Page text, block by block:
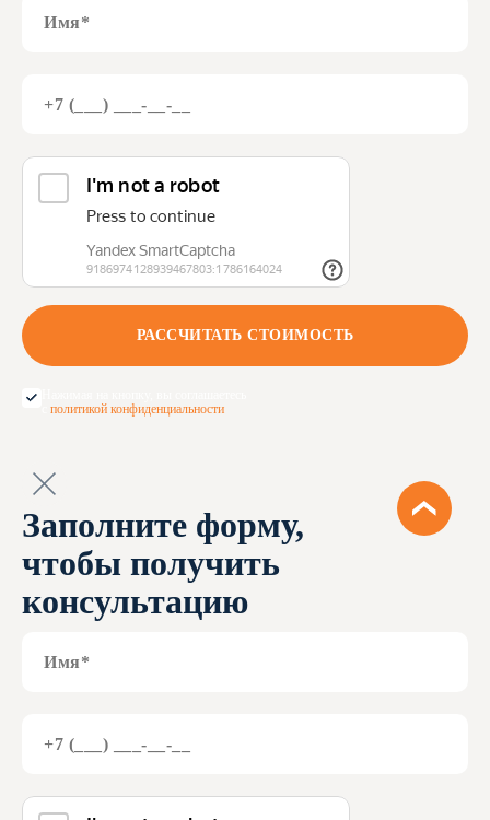
политикой конфиденциальности
Заполните форму,
чтобы получить
консультацию